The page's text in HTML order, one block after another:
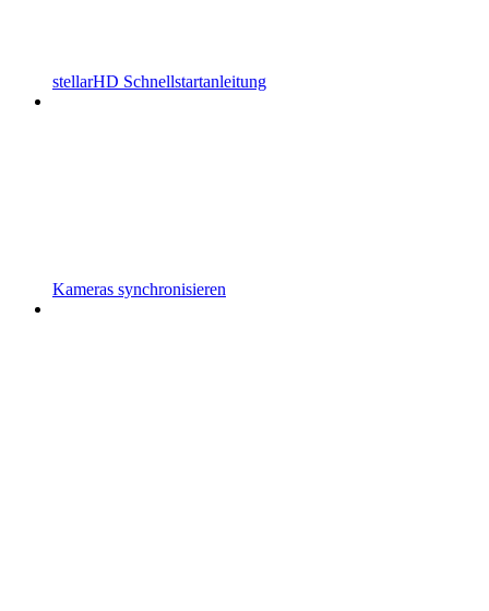
stellarHD Schnellstartanleitung
Kameras synchronisieren